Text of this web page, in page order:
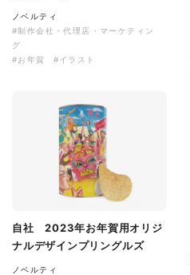
ノベルティ
#制作会社・代理店・マーケティン
グ
#お年賀
#イラスト
自社 2023年お年賀用オリジ
ナルデザインプリングルズ
ノベルティ